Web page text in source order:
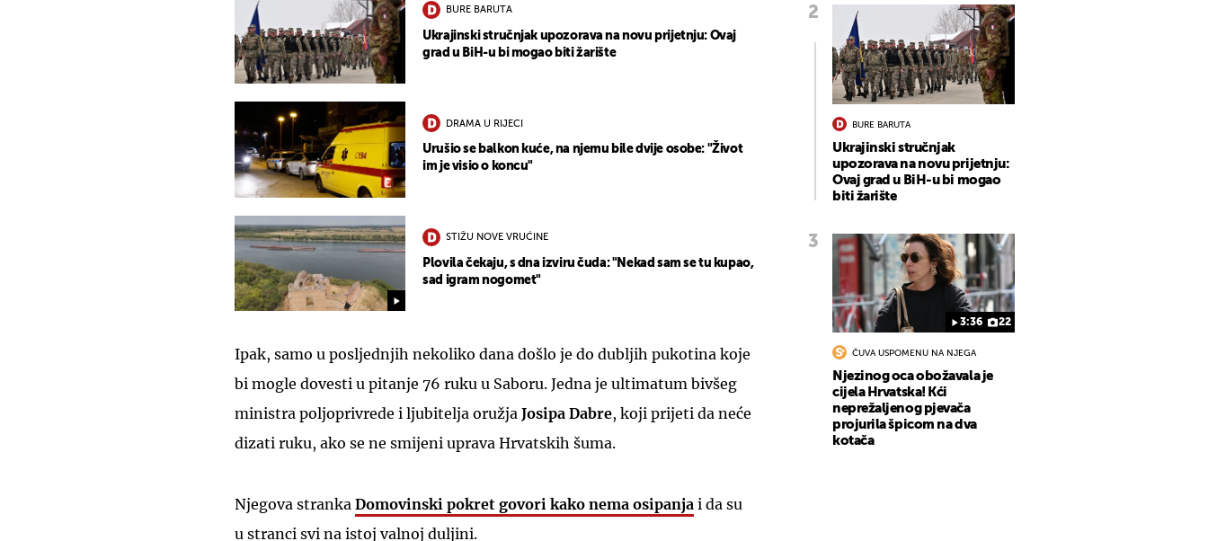
BURE BARUTA
Ukrajinski stručnjak upozorava na novu prijetnju: Ovaj
grad u BiH-u bi mogao biti žarište
DRAMA U RIJECI
Urušio se balkon kuće, na njemu bile dvije osobe: "Život
im je visio o koncu"
STIŽU NOVE VRUĆINE
Plovila čekaju, s dna izviru čuda: "Nekad sam se tu kupao,
sad igram nogomet"
Ipak, samo u posljednjih nekoliko dana došlo je do dubljih pukotina koje
bi mogle dovesti u pitanje 76 ruku u Saboru. Jedna je ultimatum bivšeg
ministra poljoprivrede i ljubitelja oružja Josipa Dabre, koji prijeti da neće
dizati ruku, ako se ne smijeni uprava Hrvatskih šuma.
Njegova stranka Domovinski pokret govori kako nema osipanja i da su
u stranci svi na istoj valnoj duljini.
BURE BARUTA
Ukrajinski stručnjak
upozorava na novu prijetnju:
Ovaj grad u BiH-u bi mogao
biti žarište
3:36 22
ČUVA USPOMENU NA NJEGA
Njezinog oca obožavala je
cijela Hrvatska! Kći
neprežaljenog pjevača
projurila špicom na dva
kotača